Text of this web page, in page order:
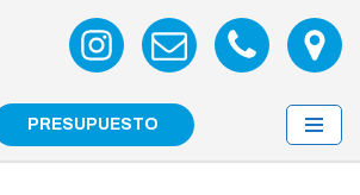
PRESUPUESTO